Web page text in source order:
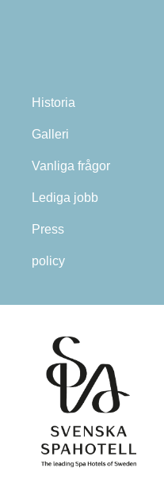
Historia
Galleri
Vanliga frågor
Lediga jobb
Press
policy